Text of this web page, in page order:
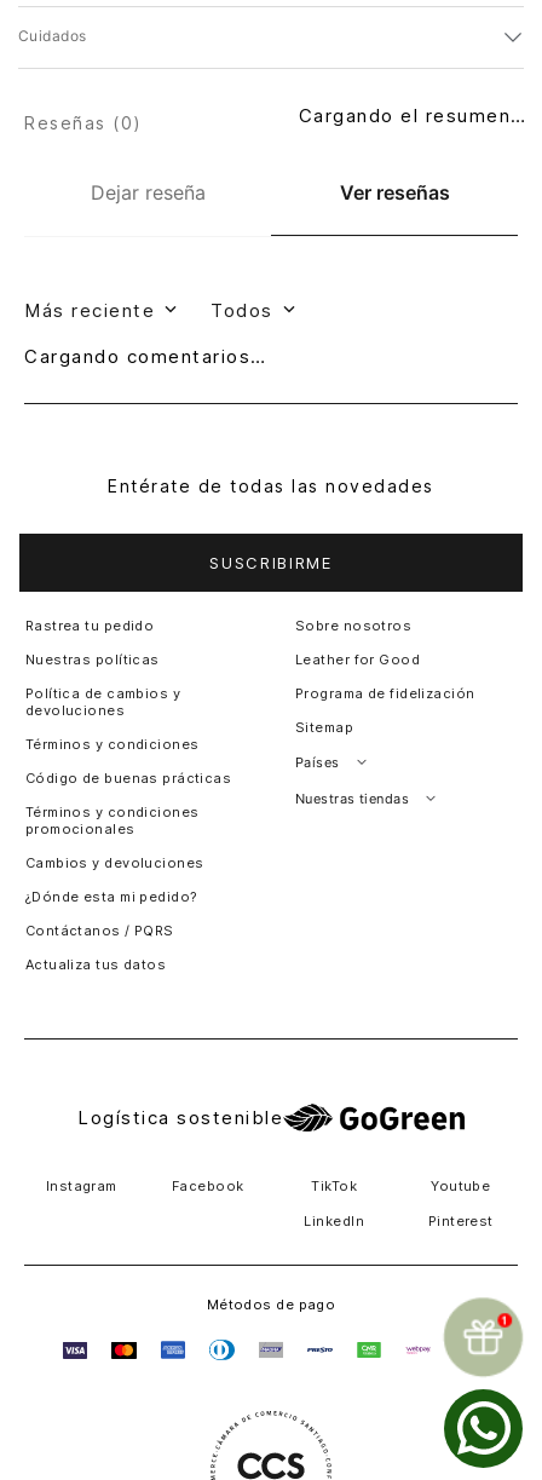
Cuidados
Dejar reseña Ver reseñas
Reseñas (0) Cargando el resumen…
Más reciente Todos
Cargando comentarios…
Entérate de todas las novedades
SUSCRIBIRME
Rastrea tu pedido
Nuestras políticas
Política de cambios y
devoluciones
Términos y condiciones
Código de buenas prácticas
Términos y condiciones
promocionales
Cambios y devoluciones
¿Dónde esta mi pedido?
Contáctanos / PQRS
Actualiza tus datos
Sobre nosotros
Leather for Good
Programa de fidelización
Sitemap
Países
Perú
Nuestras tiendas
Logística sostenible
Instagram Facebook TikTok Youtube
LinkedIn Pinterest
Métodos de pago